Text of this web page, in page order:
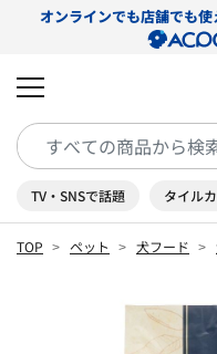
オンラインでも店舗でも使
TV・SNSで話題 タイル
TOP ペット 犬フード